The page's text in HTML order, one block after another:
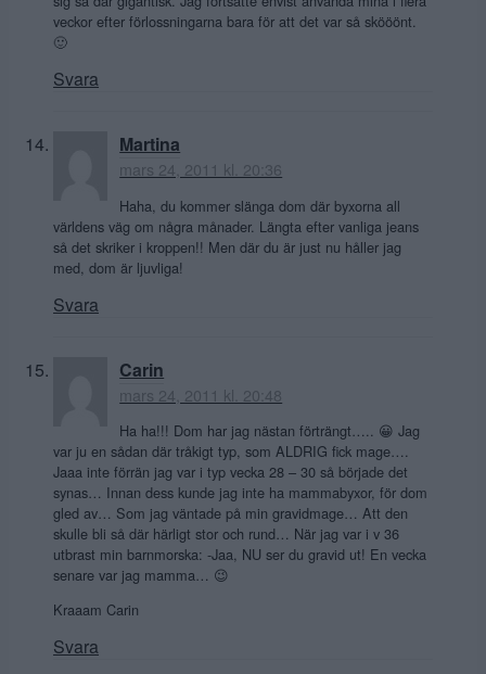
veckor efter förlossningarna bara för att det var så skööönt.
🙂
Svara
Martina
mars 24, 2011 kl. 20:36
Haha, du kommer slänga dom där byxorna all
världens väg om några månader. Längta efter vanliga jeans
så det skriker i kroppen!! Men där du är just nu håller jag
med, dom är ljuvliga!
Svara
Carin
mars 24, 2011 kl. 20:48
Ha ha!!! Dom har jag nästan förträngt….. 😀 Jag
var ju en sådan där tråkigt typ, som ALDRIG fick mage….
Jaaa inte förrän jag var i typ vecka 28 – 30 så började det
synas… Innan dess kunde jag inte ha mammabyxor, för dom
gled av… Som jag väntade på min gravidmage… Att den
skulle bli så där härligt stor och rund… När jag var i v 36
utbrast min barnmorska: -Jaa, NU ser du gravid ut! En vecka
senare var jag mamma… 😉
Kraaam Carin
Svara